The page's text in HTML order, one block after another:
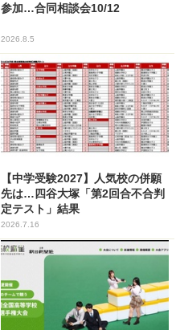
参加…合同相談会10/12
2026.8.5
【中学受験2027】人気校の併願
先は…四谷大塚「第2回合不合判
定テスト」結果
2026.7.16